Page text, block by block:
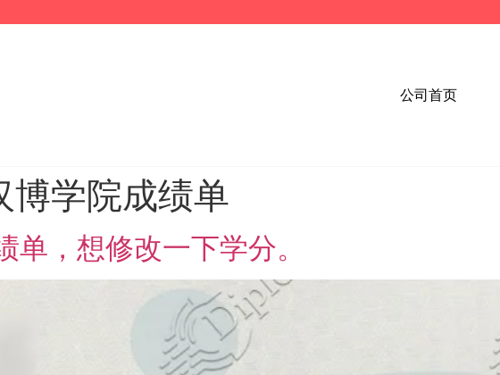
公司首页
博学院成绩单
单，想修改一下学分。